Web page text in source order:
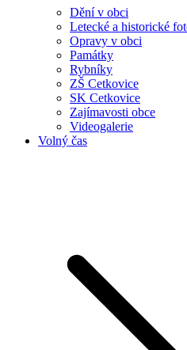
Dění v obci
Letecké a historické
Opravy v obci
Památky
Rybníky
ZŠ Cetkovice
SK Cetkovice
Zajímavosti obce
Videogalerie
Volný čas